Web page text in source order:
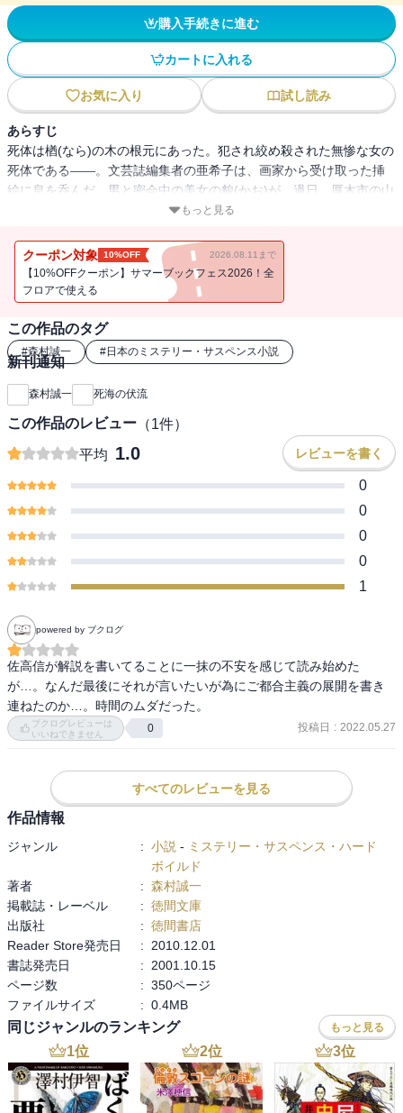
購入手続きに進む
カートに入れる
お気に入り 試し読み
あらすじ
死体は楢(なら)の木の根元にあった。犯され絞め殺された無惨な女の
死体である――。文芸誌編集者の亜希子は、画家から受け取った挿
絵に息を呑んだ。男と密会中の美女の貌(かお)が、過日、厚木市の山
林で殺されたOLの姉と瓜(うり)二つである。絵にはモデルがあった
と、この国の巨大な闇に足を踏み入れることであった――。
もっと見る
クーポン対象 10%OFF 2026.08.11まで
【10%OFFクーポン】サマーブックフェス2026！全
フロアで使える
この作品のタグ
#森村誠一 #日本のミステリー・サスペンス小説
新刊通知
森村誠一 死海の伏流
この作品のレビュー （1件）
平均 1.0 レビューを書く
0
0
0
0
1
powered by ブクログ
佐高信が解説を書いてることに一抹の不安を感じて読み始めた
が…。なんだ最後にそれが言いたいが為にご都合主義の展開を書き
連ねたのか…。時間のムダだった。
ブクログレビューは
いいねできません
0 投稿日 : 2022.05.27
すべてのレビューを見る
作品情報
ジャンル : 小説 - ミステリー・サスペンス・ハード
ボイルド
著者
: 森村誠一
掲載誌・レーベル
: 徳間文庫
出版社
: 徳間書店
Reader Store発売日
:
2010.12.01
書誌発売日
:
2001.10.15
ページ数
: 350ページ
ファイルサイズ
: 0.4MB
同じジャンルのランキング もっと見る
1位 2位 3位